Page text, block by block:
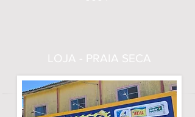
LOJA - PRAIA SECA